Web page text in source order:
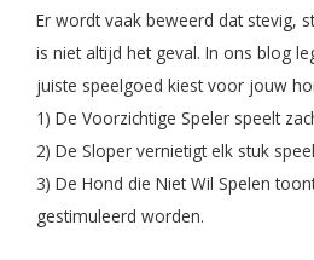
Er wordt vaak beweerd dat stevig,
is niet altijd het geval. In ons blog
juiste speelgoed kiest voor jouw
1) De Voorzichtige Speler speelt
2) De Sloper vernietigt elk stuk
3) De Hond die Niet Wil Spelen
gestimuleerd worden.